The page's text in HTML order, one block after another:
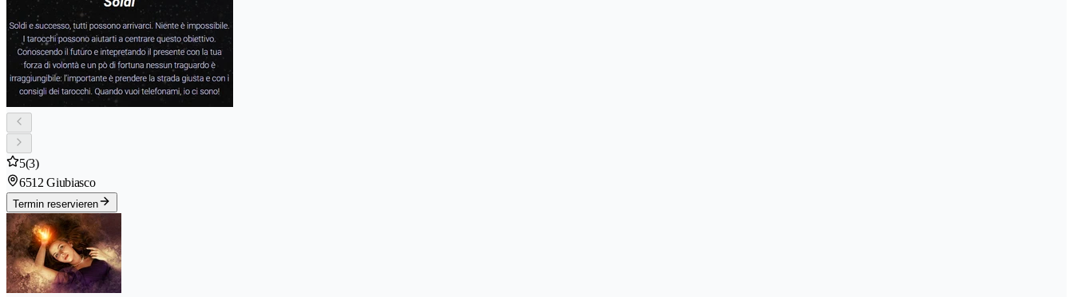
5(3)
6512 Giubiasco
Termin reservieren